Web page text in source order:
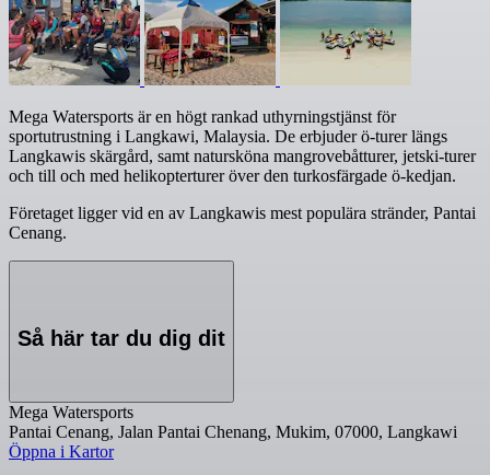
Mega Watersports är en högt rankad uthyrningstjänst för
sportutrustning i Langkawi, Malaysia. De erbjuder ö-turer längs
Langkawis skärgård, samt natursköna mangrovebåtturer, jetski-turer
och till och med helikopterturer över den turkosfärgade ö-kedjan.
Företaget ligger vid en av Langkawis mest populära stränder, Pantai
Cenang.
Så här tar du dig dit
Mega Watersports
Pantai Cenang, Jalan Pantai Chenang, Mukim, 07000, Langkawi
Öppna i Kartor